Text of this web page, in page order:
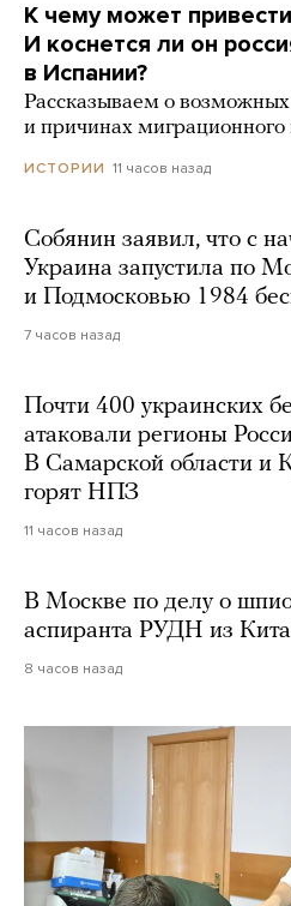
К чему может
И коснется ли он
в Испании?
Рассказываем о возможных
и причинах миграционного
ИСТОРИИ 11 часов назад
Собянин заявил, что с
Украина запустила по
и Подмосковью 1984
7 часов назад
Почти 400 украинских
атаковали регионы
В Самарской области и
горят НПЗ
11 часов назад
В Москве по делу о
аспиранта РУДН из
8 часов назад